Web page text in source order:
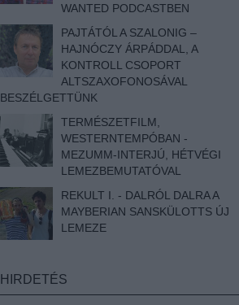
WANTED PODCASTBEN
PAJTÁTÓL A SZALONIG –
HAJNÓCZY ÁRPÁDDAL, A
KONTROLL CSOPORT
ALTSZAXOFONOSÁVAL
BESZÉLGETTÜNK
TERMÉSZETFILM,
WESTERNTEMPÓBAN -
MEZUMM-INTERJÚ, HÉTVÉGI
LEMEZBEMUTATÓVAL
REKULT I. - DALRÓL DALRA A
MAYBERIAN SANSKÜLOTTS ÚJ
LEMEZE
HIRDETÉS